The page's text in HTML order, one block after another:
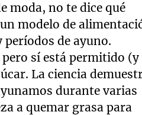
moda, no te dice qué
modelo de
períodos de ayuno.
sí está permitido (y
La ciencia
durante varias
a quemar grasa para